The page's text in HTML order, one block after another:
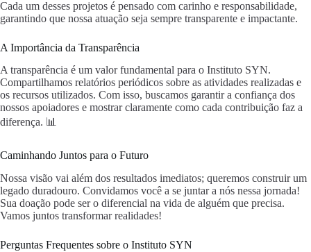
Cada um desses projetos é pensado com carinho e responsabilidade,
garantindo que nossa atuação seja sempre transparente e impactante.
A Importância da Transparência
A transparência é um valor fundamental para o Instituto SYN.
Compartilhamos relatórios periódicos sobre as atividades realizadas e
os recursos utilizados. Com isso, buscamos garantir a confiança dos
nossos apoiadores e mostrar claramente como cada contribuição faz a
diferença. 📊
Caminhando Juntos para o Futuro
Nossa visão vai além dos resultados imediatos; queremos construir um
legado duradouro. Convidamos você a se juntar a nós nessa jornada!
Sua doação pode ser o diferencial na vida de alguém que precisa.
Vamos juntos transformar realidades!
Perguntas Frequentes sobre o Instituto SYN